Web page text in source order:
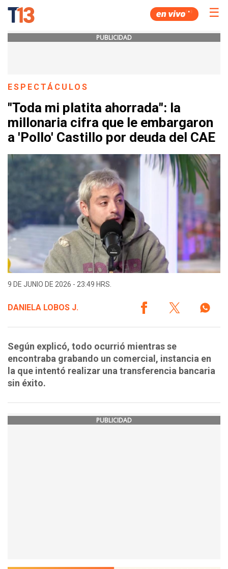
☰
PUBLICIDAD
ESPECTÁCULOS
"Toda mi platita ahorrada": la
millonaria cifra que le embargaron
a 'Pollo' Castillo por deuda del CAE
9 DE JUNIO DE 2026 - 23:49 HRS.
DANIELA LOBOS J.
Según explicó, todo ocurrió mientras se
encontraba grabando un comercial, instancia en
la que intentó realizar una transferencia bancaria
sin éxito.
PUBLICIDAD